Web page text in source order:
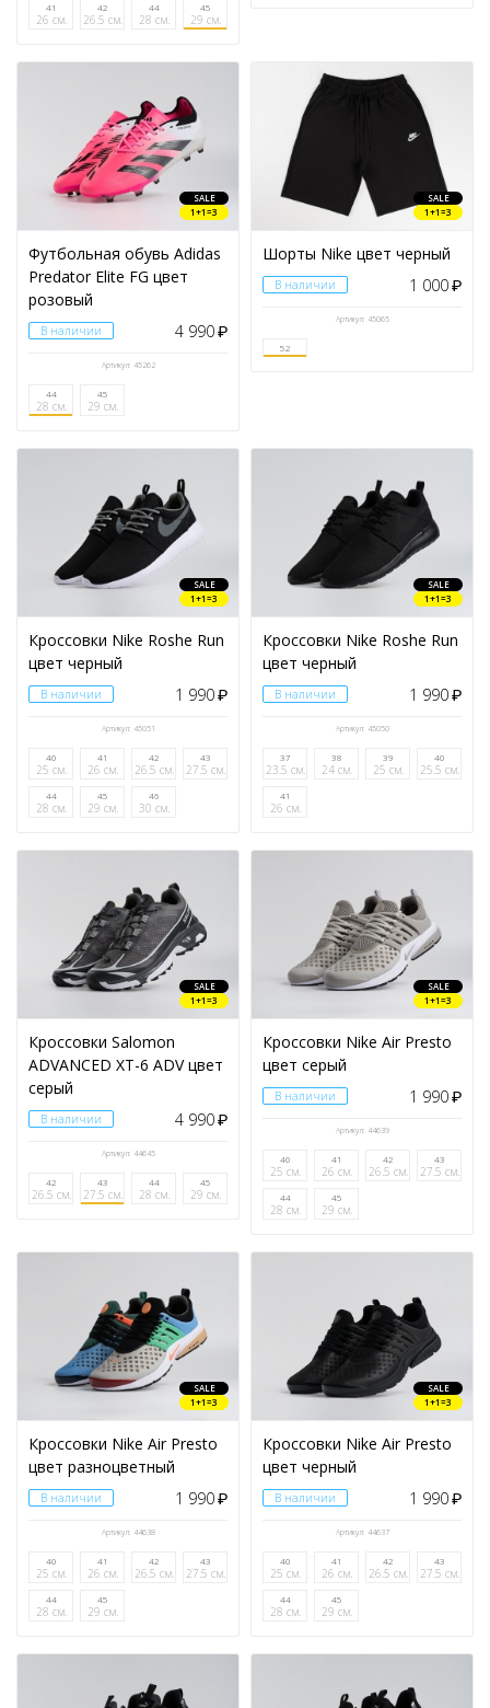
41
26 см.
42
26.5 см.
44
28 см.
45
29 см.
SALE
1+1=3
Футбольная обувь Adidas
Predator Elite FG цвет
розовый
В наличии 4 990₽
Артикул: 45262
44
28 см.
45
29 см.
SALE
1+1=3
Шорты Nike цвет черный
В наличии 1 000₽
Артикул: 45065
52
SALE
1+1=3
Кроссовки Nike Roshe Run
цвет черный
В наличии 1 990₽
Артикул: 45051
40
25 см.
41
26 см.
42
26.5 см.
43
27.5 см.
44
28 см.
45
29 см.
46
30 см.
SALE
1+1=3
Кроссовки Nike Roshe Run
цвет черный
В наличии 1 990₽
Артикул: 45050
37
23.5 см.
38
24 см.
39
25 см.
40
25.5 см.
41
26 см.
SALE
1+1=3
Кроссовки Salomon
ADVANCED XT-6 ADV цвет
серый
В наличии 4 990₽
Артикул: 44645
42
26.5 см.
43
27.5 см.
44
28 см.
45
29 см.
SALE
1+1=3
Кроссовки Nike Air Presto
цвет серый
В наличии 1 990₽
Артикул: 44639
40
25 см.
41
26 см.
42
26.5 см.
43
27.5 см.
44
28 см.
45
29 см.
SALE
1+1=3
Кроссовки Nike Air Presto
цвет разноцветный
В наличии 1 990₽
Артикул: 44638
40
25 см.
41
26 см.
42
26.5 см.
43
27.5 см.
44
28 см.
45
29 см.
SALE
1+1=3
Кроссовки Nike Air Presto
цвет черный
В наличии 1 990₽
Артикул: 44637
40
25 см.
41
26 см.
42
26.5 см.
43
27.5 см.
44
28 см.
45
29 см.